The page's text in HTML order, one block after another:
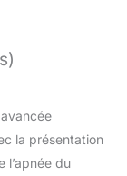
la présentation
l’apnée du